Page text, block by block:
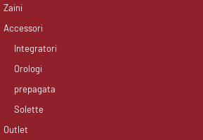
Zaini
Accessori
Integratori
Orologi
prepagata
Solette
Outlet